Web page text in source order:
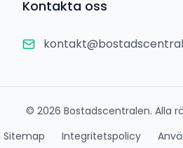
Kontakta oss
© 2026 Bostadscentralen. Alla
Sitemap
Integritetspolicy